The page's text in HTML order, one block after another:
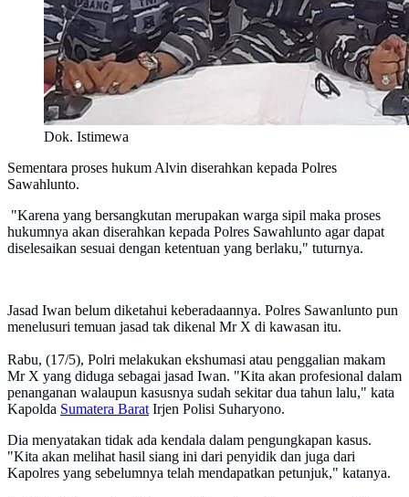
Dok. Istimewa
Sementara proses hukum Alvin diserahkan kepada Polres
Sawahlunto.
"Karena yang bersangkutan merupakan warga sipil maka proses
hukumnya akan diserahkan kepada Polres Sawahlunto agar dapat
diselesaikan sesuai dengan ketentuan yang berlaku," tuturnya.
Jasad Iwan belum diketahui keberadaannya. Polres Sawanlunto pun
menelusuri temuan jasad tak dikenal Mr X di kawasan itu.
Rabu, (17/5), Polri melakukan ekshumasi atau penggalian makam
Mr X yang diduga sebagai jasad Iwan. "Kita akan profesional dalam
penanganan walaupun kasusnya sudah sekitar dua tahun lalu," kata
Kapolda Sumatera Barat Irjen Polisi Suharyono.
Dia menyatakan tidak ada kendala dalam pengungkapan kasus.
"Kita akan melihat hasil siang ini dari penyidik dan juga dari
Kapolres yang sebelumnya telah mendapatkan petunjuk," katanya.